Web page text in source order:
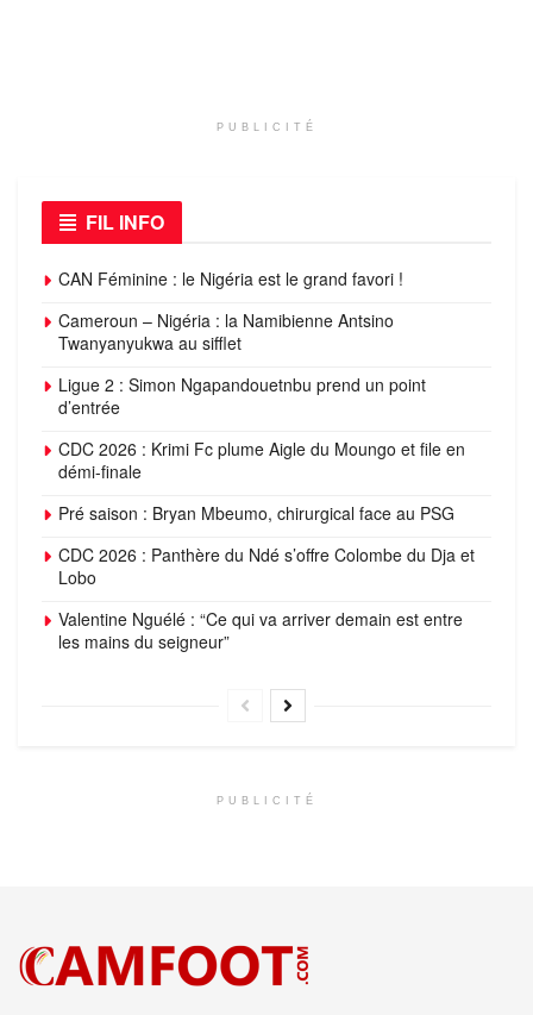
PUBLICITÉ
FIL INFO
CAN Féminine : le Nigéria est le grand favori !
Cameroun – Nigéria : la Namibienne Antsino
Twanyanyukwa au sifflet
Ligue 2 : Simon Ngapandouetnbu prend un point
d’entrée
CDC 2026 : Krimi Fc plume Aigle du Moungo et file en
démi-finale
Pré saison : Bryan Mbeumo, chirurgical face au PSG
CDC 2026 : Panthère du Ndé s’offre Colombe du Dja et
Lobo
Valentine Nguélé : “Ce qui va arriver demain est entre
les mains du seigneur”
PUBLICITÉ